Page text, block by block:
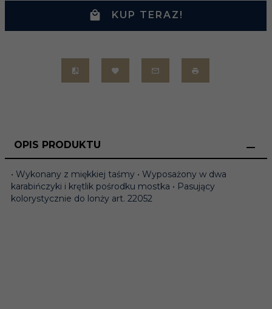
KUP TERAZ!
OPIS PRODUKTU
• Wykonany z miękkiej taśmy • Wyposażony w dwa
karabińczyki i krętlik pośrodku mostka • Pasujący
kolorystycznie do lonży art. 22052